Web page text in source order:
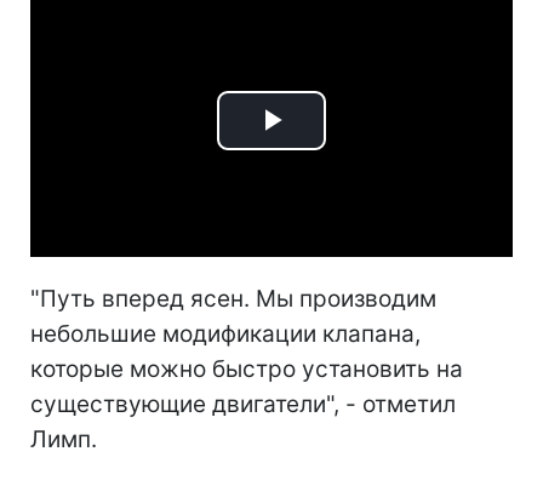
Play
"Путь вперед ясен. Мы производим
небольшие модификации клапана,
которые можно быстро установить на
существующие двигатели", - отметил
Лимп.